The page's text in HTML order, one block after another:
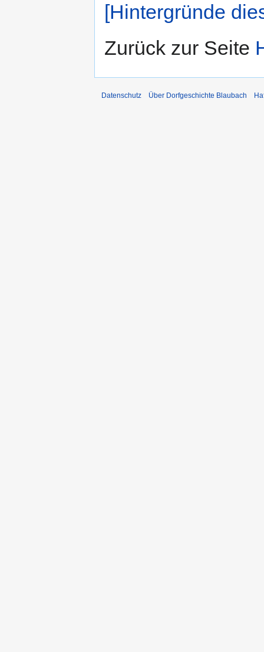
[Hintergründe
Zurück zur Seite
Datenschutz Über Dorfgeschichte Blaubach